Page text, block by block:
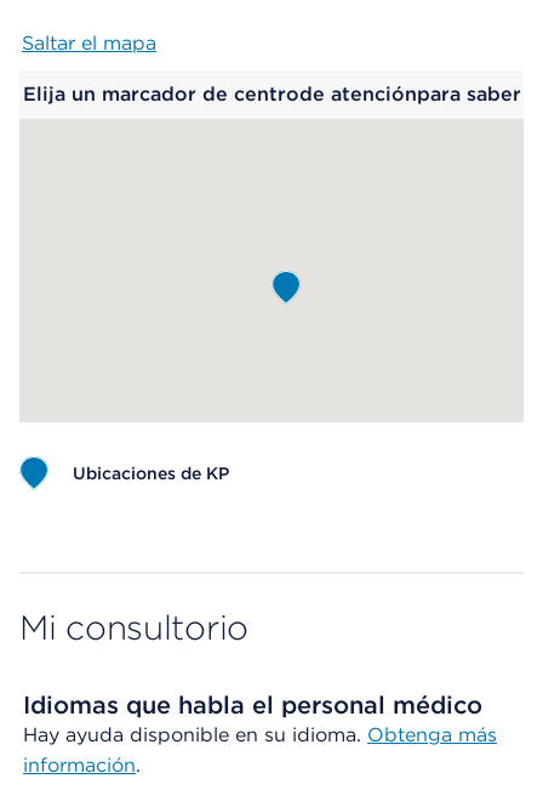
Saltar el mapa
Elija un marcador de centrode atenciónpara saber
Ubicaciones de KP
Mi consultorio
Idiomas que habla el personal médico
Hay ayuda disponible en su idioma. Obtenga más
información.